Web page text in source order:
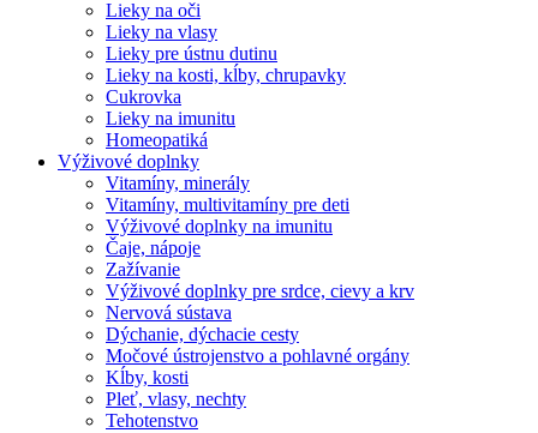
Lieky na oči
Lieky na vlasy
Lieky pre ústnu dutinu
Lieky na kosti, kĺby, chrupavky
Cukrovka
Lieky na imunitu
Homeopatiká
Výživové doplnky
Vitamíny, minerály
Vitamíny, multivitamíny pre deti
Výživové doplnky na imunitu
Čaje, nápoje
Zažívanie
Výživové doplnky pre srdce, cievy a krv
Nervová sústava
Dýchanie, dýchacie cesty
Močové ústrojenstvo a pohlavné orgány
Kĺby, kosti
Pleť, vlasy, nechty
Tehotenstvo